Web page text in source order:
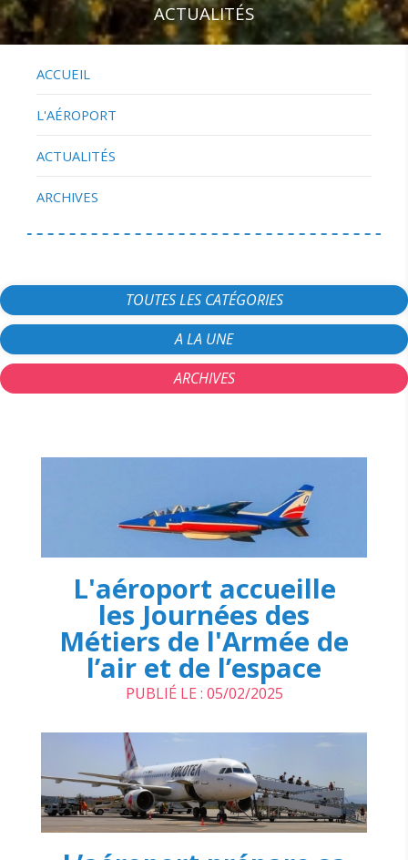
ACTUALITÉS
ACCUEIL
L'AÉROPORT
ACTUALITÉS
ARCHIVES
TOUTES LES CATÉGORIES
A LA UNE
ARCHIVES
L'aéroport accueille
les Journées des
Métiers de l'Armée de
l’air et de l’espace
PUBLIÉ LE : 05/02/2025